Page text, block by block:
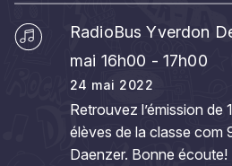
RadioBus Yverdon
mai 16h00 - 17h00
24 mai 2022
Retrouvez l’émission de
élèves de la classe com
Daenzer. Bonne écoute!